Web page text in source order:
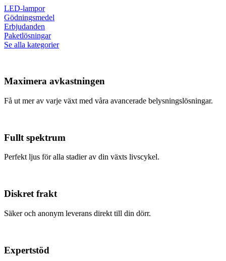
LED-lampor
Gödningsmedel
Erbjudanden
Paketlösningar
Se alla kategorier
Maximera avkastningen
Få ut mer av varje växt med våra avancerade belysningslösningar.
Fullt spektrum
Perfekt ljus för alla stadier av din växts livscykel.
Diskret frakt
Säker och anonym leverans direkt till din dörr.
Expertstöd